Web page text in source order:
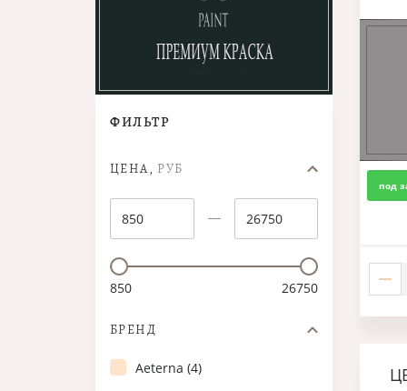
ФИЛЬТР
ЦЕНА, РУБ
850 26750
БРЕНД
Aeterna (4)
под